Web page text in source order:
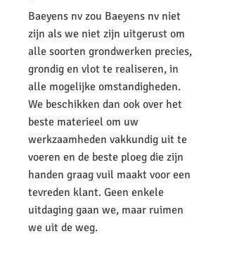
Baeyens nv zou Baeyens nv niet
zijn als we niet zijn uitgerust om
alle soorten grondwerken precies,
grondig en vlot te realiseren, in
alle mogelijke omstandigheden.
We beschikken dan ook over het
beste materieel om uw
werkzaamheden vakkundig uit te
voeren en de beste ploeg die zijn
handen graag vuil maakt voor een
tevreden klant. Geen enkele
uitdaging gaan we, maar ruimen
we uit de weg.